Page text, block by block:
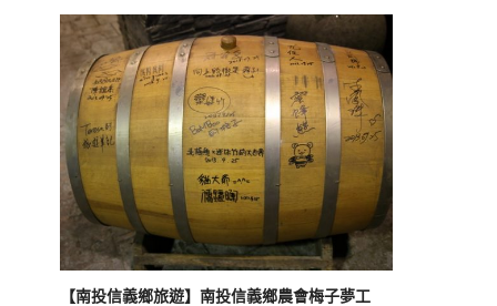
【南投信義鄉旅遊】南投信義鄉農會梅子夢工